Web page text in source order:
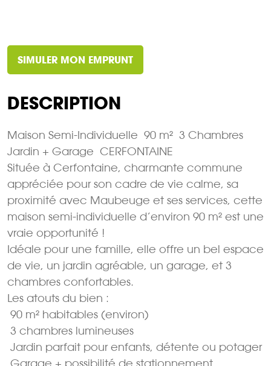
SIMULER MON EMPRUNT
DESCRIPTION
Maison Semi-Individuelle  90 m²  3 Chambres 
Jardin + Garage  CERFONTAINE
Située à Cerfontaine, charmante commune
appréciée pour son cadre de vie calme, sa
proximité avec Maubeuge et ses services, cette
maison semi-individuelle d’environ 90 m² est une
vraie opportunité !
Idéale pour une famille, elle offre un bel espace
de vie, un jardin agréable, un garage, et 3
chambres confortables.
Les atouts du bien :
 90 m² habitables (environ)
 3 chambres lumineuses
 Jardin parfait pour enfants, détente ou potager
 Garage + possibilité de stationnement